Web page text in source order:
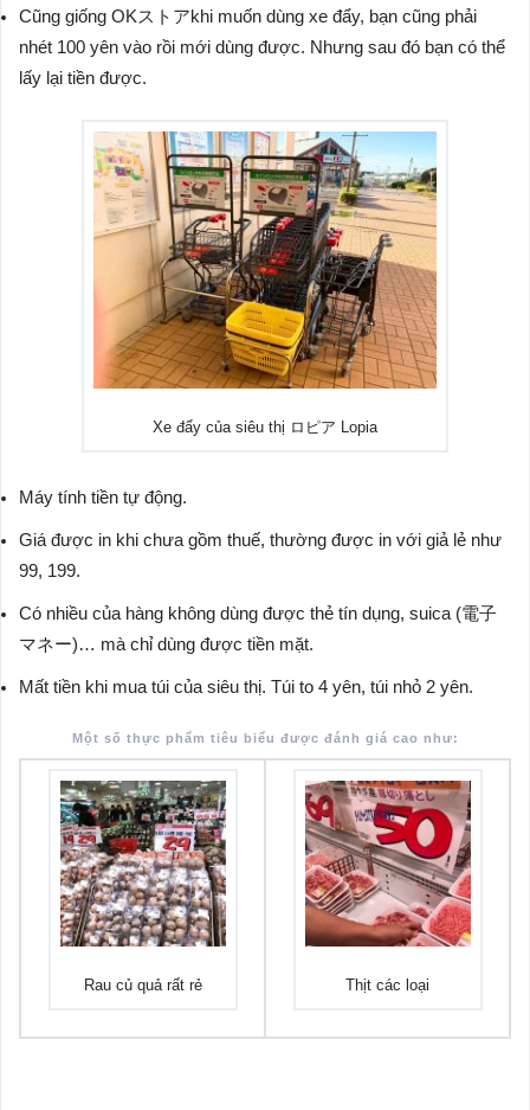
Cũng giống OKストアkhi muốn dùng xe đẩy, bạn cũng phải
nhét 100 yên vào rồi mới dùng được. Nhưng sau đó bạn có thể
lấy lại tiền được.
Xe đẩy của siêu thị ロピア Lopia
Máy tính tiền tự động.
Giá được in khi chưa gồm thuế, thường được in với giả lẻ như
99, 199.
Có nhiều của hàng không dùng được thẻ tín dụng, suica (電子
マネー)… mà chỉ dùng được tiền mặt.
Mất tiền khi mua túi của siêu thị. Túi to 4 yên, túi nhỏ 2 yên.
Một số thực phẩm tiêu biểu được đánh giá cao như:
Rau củ quả rất rẻ Thịt các loại